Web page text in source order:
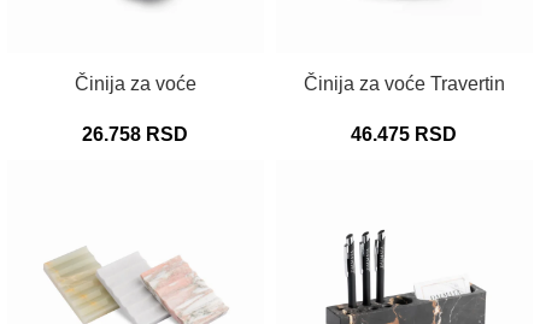
Činija za voće
26.758 RSD
Činija za voće Travertin
46.475 RSD